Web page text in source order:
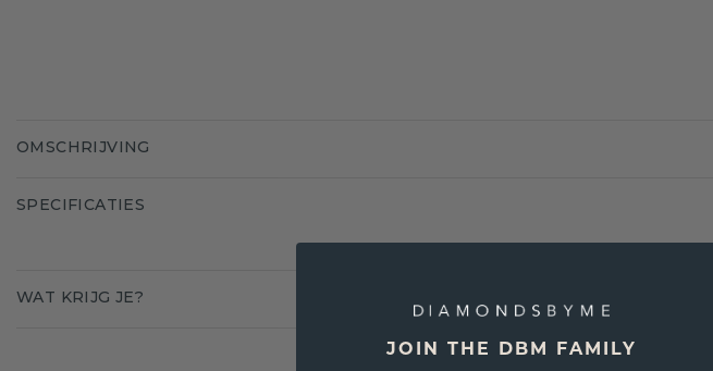
OMSCHRIJVING
SPECIFICATIES
WAT KRIJG JE?
JOIN THE DBM FAMILY